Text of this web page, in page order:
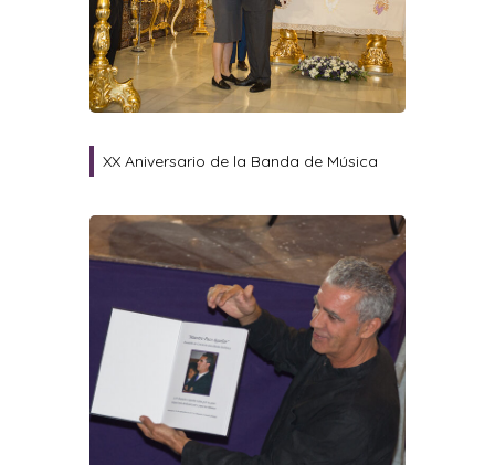
XX Aniversario de la Banda de Música